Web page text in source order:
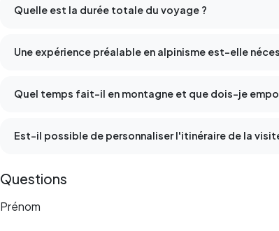
Quelle est la durée totale du voyage ?
Une expérience préalable en alpinisme est-elle
Quel temps fait-il en montagne et que dois-je
Est-il possible de personnaliser l'itinéraire de la
Questions
Prénom